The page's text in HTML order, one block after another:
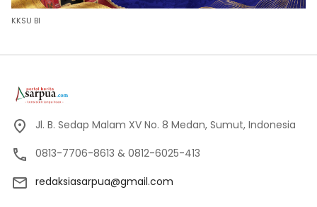
KKSU BI
Jl. B. Sedap Malam XV No. 8 Medan, Sumut, Indonesia
0813-7706-8613 & 0812-6025-413
redaksiasarpua@gmail.com